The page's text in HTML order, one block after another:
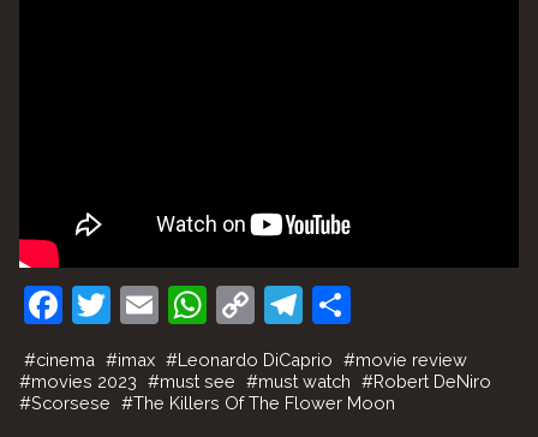
F
c
e
T
w
itt
er
E
m
ai
l
W
at
s
C
o
p
y
T
el
e
gr
ar
til
h
#cinema #imax #Leonardo DiCaprio #movie review
#movies 2023 #must see #must watch #Robert DeNiro
#Scorsese #The Killers Of The Flower Moon